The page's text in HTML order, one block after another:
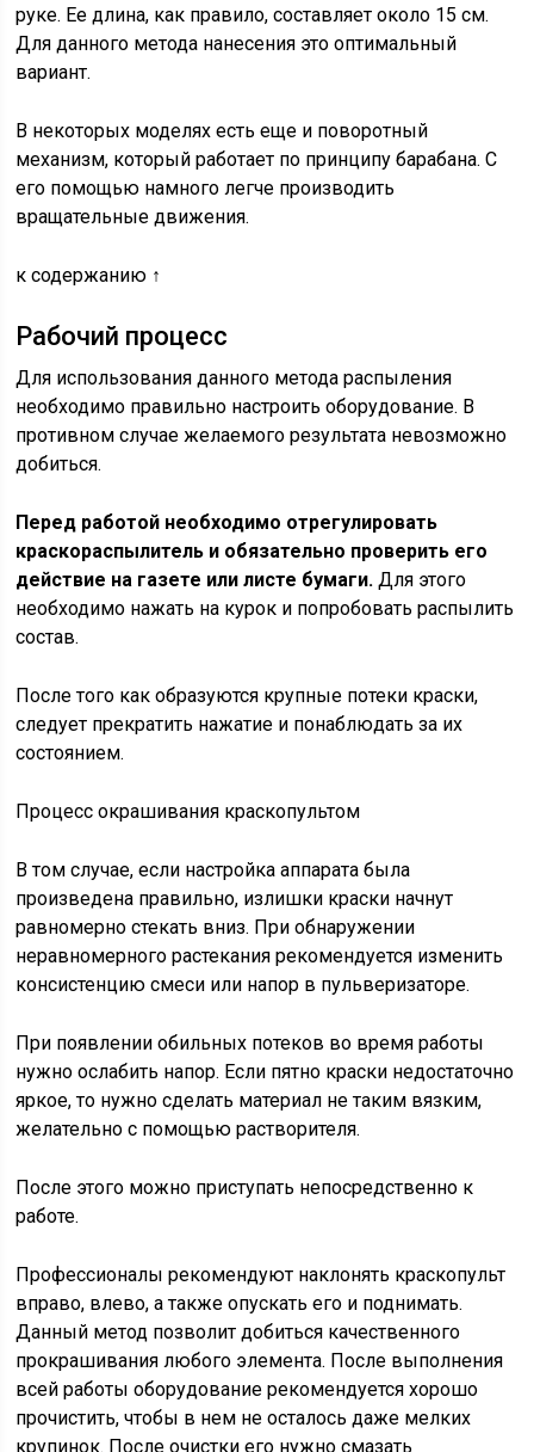
руке. Ее длина, как правило, составляет около 15 см.
Для данного метода нанесения это оптимальный
вариант.
В некоторых моделях есть еще и поворотный
механизм, который работает по принципу барабана. С
его помощью намного легче производить
вращательные движения.
к содержанию ↑
Рабочий процесс
Для использования данного метода распыления
необходимо правильно настроить оборудование. В
противном случае желаемого результата невозможно
добиться.
Перед работой необходимо отрегулировать
краскораспылитель и обязательно проверить его
действие на газете или листе бумаги. Для этого
необходимо нажать на курок и попробовать распылить
состав.
После того как образуются крупные потеки краски,
следует прекратить нажатие и понаблюдать за их
состоянием.
Процесс окрашивания краскопультом
В том случае, если настройка аппарата была
произведена правильно, излишки краски начнут
равномерно стекать вниз. При обнаружении
неравномерного растекания рекомендуется изменить
консистенцию смеси или напор в пульверизаторе.
При появлении обильных потеков во время работы
нужно ослабить напор. Если пятно краски недостаточно
яркое, то нужно сделать материал не таким вязким,
желательно с помощью растворителя.
После этого можно приступать непосредственно к
работе.
Профессионалы рекомендуют наклонять краскопульт
вправо, влево, а также опускать его и поднимать.
Данный метод позволит добиться качественного
прокрашивания любого элемента. После выполнения
всей работы оборудование рекомендуется хорошо
прочистить, чтобы в нем не осталось даже мелких
крупинок. После очистки его нужно смазать